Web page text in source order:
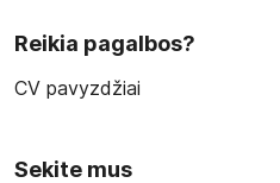
Reikia pagalbos?
CV pavyzdžiai
Sekite mus